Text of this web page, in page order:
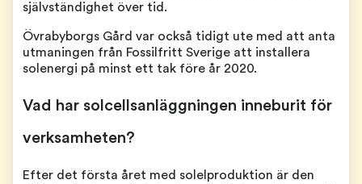
självständighet över tid.
Övrabyborgs Gård var också tidigt ute med att anta
utmaningen från Fossilfritt Sverige att installera
solenergi på minst ett tak före år 2020.
Vad har solcellsanläggningen inneburit för
verksamheten?
Efter det första året med solelproduktion är den